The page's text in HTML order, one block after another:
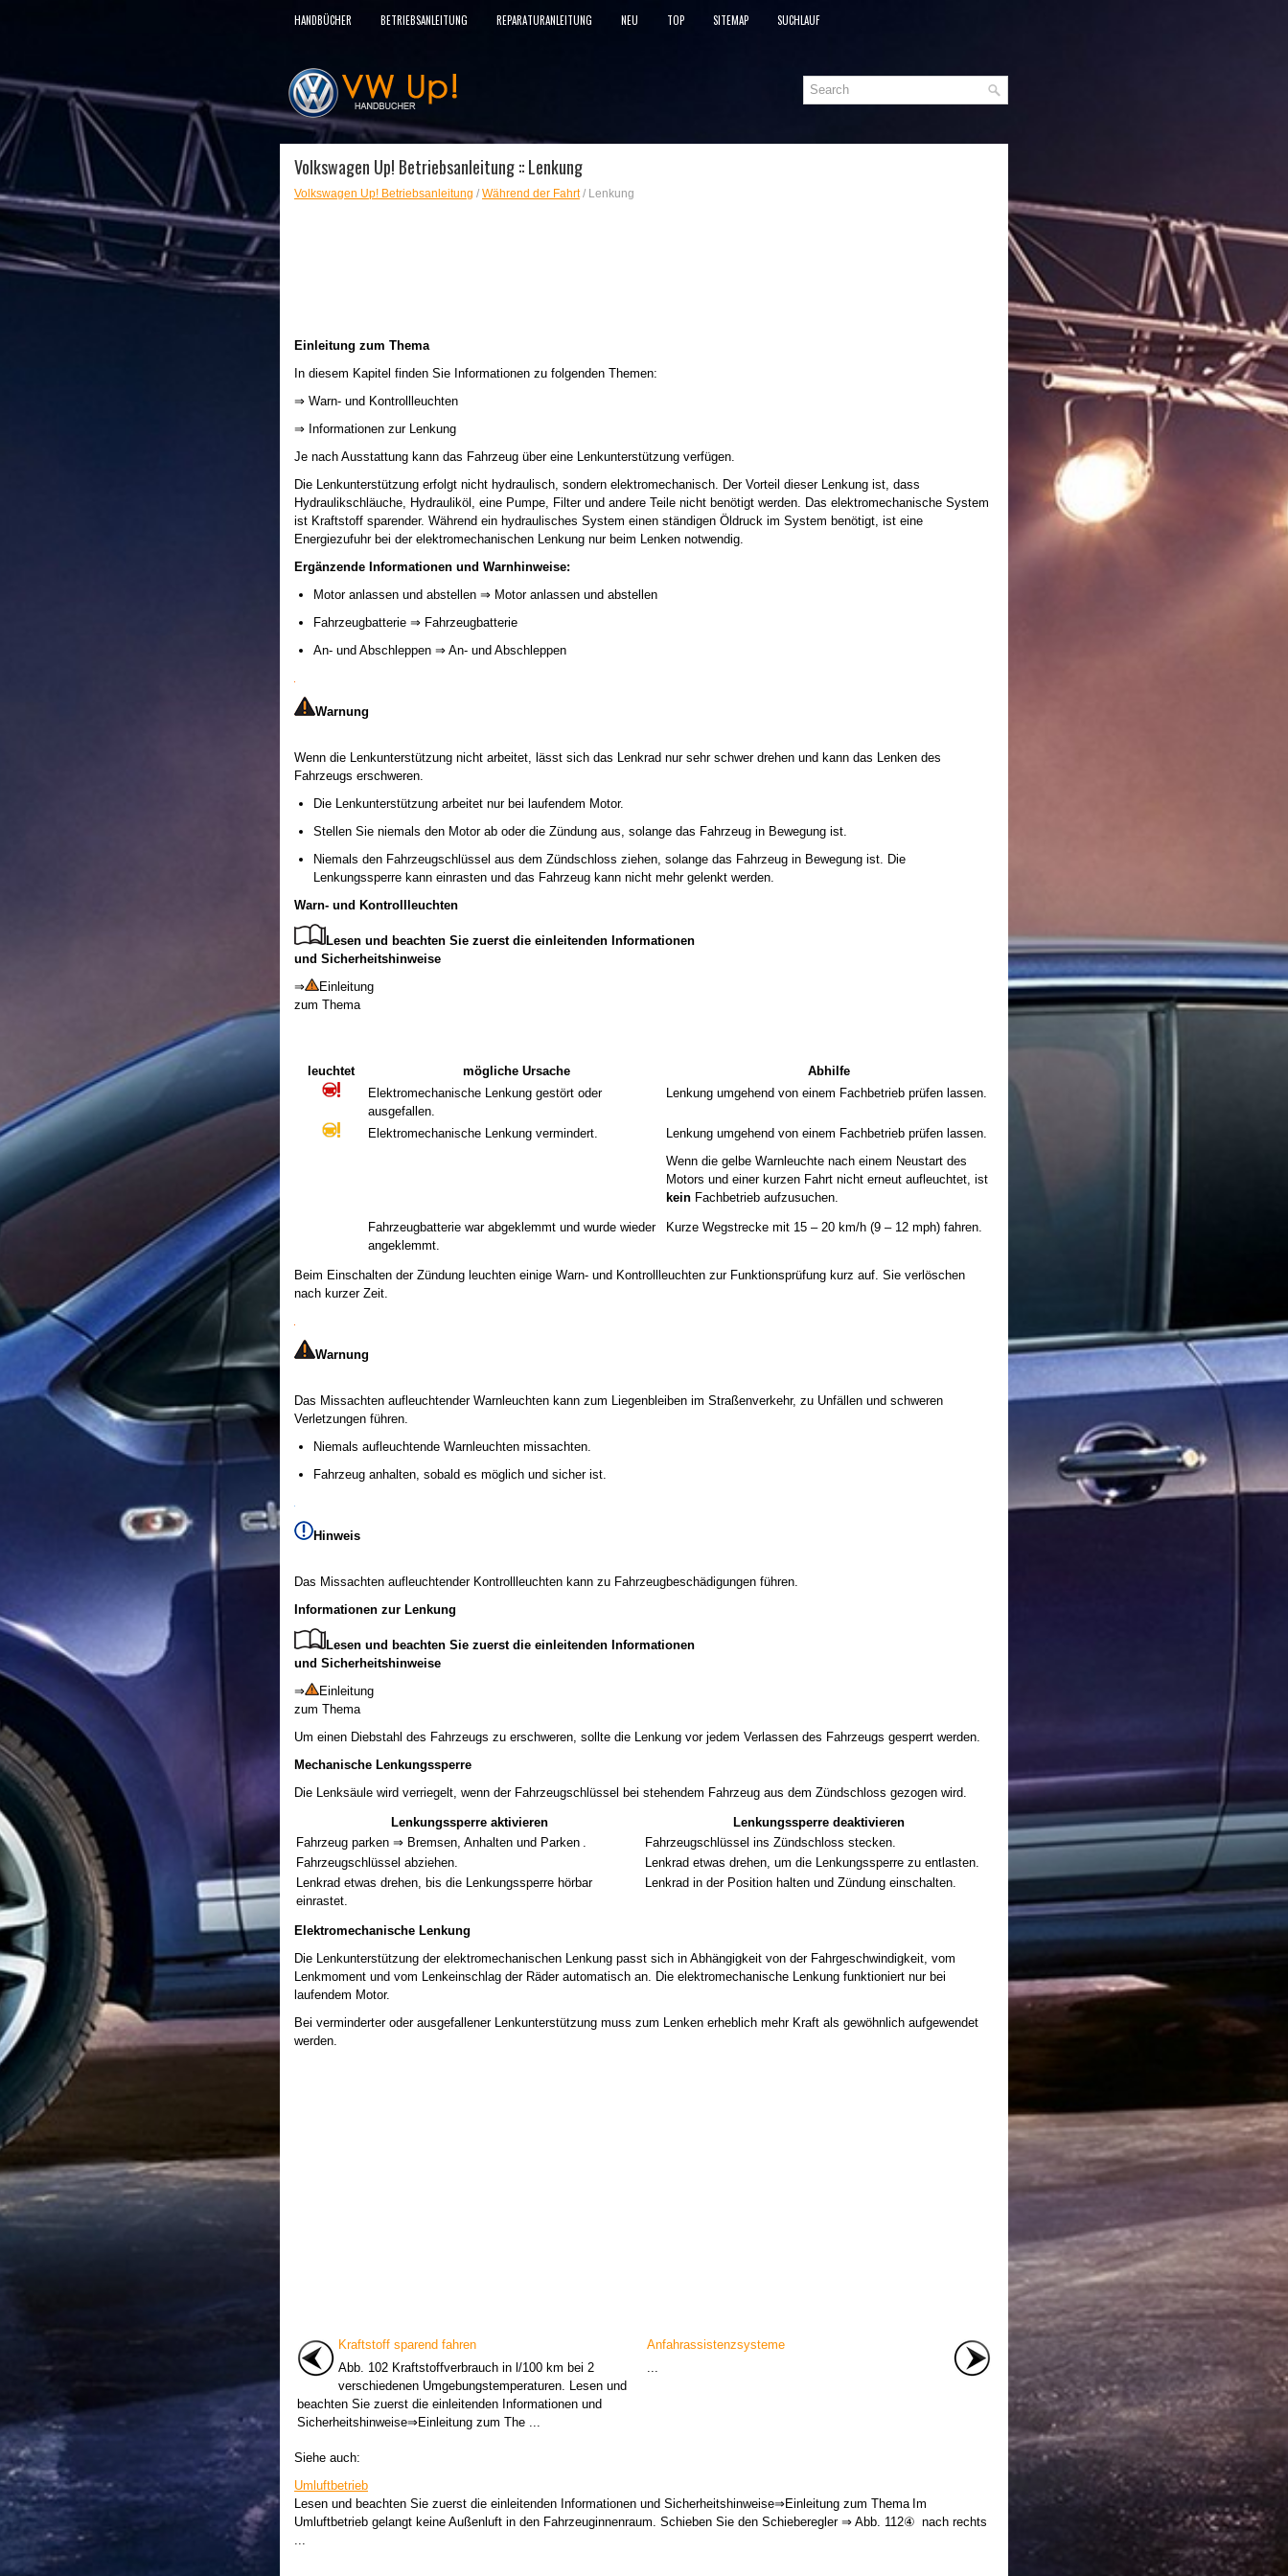
HANDBÜCHER BETRIEBSANLEITUNG REPARATURANLEITUNG NEU TOP SITEMAP SUCHLAUF
Volkswagen Up! Betriebsanleitung :: Lenkung
Volkswagen Up! Betriebsanleitung / Während der Fahrt/ Lenkung
Einleitung zum Thema
In diesem Kapitel finden Sie Informationen zu folgenden Themen:
⇒ Warn- und Kontrollleuchten
⇒ Informationen zur Lenkung
Je nach Ausstattung kann das Fahrzeug über eine Lenkunterstützung verfügen.
Die Lenkunterstützung erfolgt nicht hydraulisch, sondern elektromechanisch. Der Vorteil dieser Lenkung ist, dass
Hydraulikschläuche, Hydrauliköl, eine Pumpe, Filter und andere Teile nicht benötigt werden. Das elektromechanische System
ist Kraftstoff sparender. Während ein hydraulisches System einen ständigen Öldruck im System benötigt, ist eine
Energiezufuhr bei der elektromechanischen Lenkung nur beim Lenken notwendig.
Ergänzende Informationen und Warnhinweise:
Motor anlassen und abstellen ⇒ Motor anlassen und abstellen
Fahrzeugbatterie ⇒ Fahrzeugbatterie
An- und Abschleppen ⇒ An- und Abschleppen
Warnung
Wenn die Lenkunterstützung nicht arbeitet, lässt sich das Lenkrad nur sehr schwer drehen und kann das Lenken des
Fahrzeugs erschweren.
Die Lenkunterstützung arbeitet nur bei laufendem Motor.
Stellen Sie niemals den Motor ab oder die Zündung aus, solange das Fahrzeug in Bewegung ist.
Niemals den Fahrzeugschlüssel aus dem Zündschloss ziehen, solange das Fahrzeug in Bewegung ist. Die
Lenkungssperre kann einrasten und das Fahrzeug kann nicht mehr gelenkt werden.
Warn- und Kontrollleuchten
Lesen und beachten Sie zuerst die einleitenden Informationen
und Sicherheitshinweise
⇒
Einleitung
zum Thema
leuchtet mögliche Ursache
Abhilfe
Elektromechanische Lenkung gestört oder
ausgefallen.
Lenkung umgehend von einem Fachbetrieb prüfen lassen.
Elektromechanische Lenkung vermindert.
Lenkung umgehend von einem Fachbetrieb prüfen lassen.
Wenn die gelbe Warnleuchte nach einem Neustart des
Motors und einer kurzen Fahrt nicht erneut aufleuchtet, ist
kein Fachbetrieb aufzusuchen.
Fahrzeugbatterie war abgeklemmt und wurde wieder
angeklemmt.
Kurze Wegstrecke mit 15 – 20 km/h (9 – 12 mph) fahren.
Beim Einschalten der Zündung leuchten einige Warn- und Kontrollleuchten zur Funktionsprüfung kurz auf. Sie verlöschen
nach kurzer Zeit.
Warnung
Das Missachten aufleuchtender Warnleuchten kann zum Liegenbleiben im Straßenverkehr, zu Unfällen und schweren
Verletzungen führen.
Niemals aufleuchtende Warnleuchten missachten.
Fahrzeug anhalten, sobald es möglich und sicher ist.
Hinweis
Das Missachten aufleuchtender Kontrollleuchten kann zu Fahrzeugbeschädigungen führen.
Informationen zur Lenkung
Lesen und beachten Sie zuerst die einleitenden Informationen
und Sicherheitshinweise
⇒
Einleitung
zum Thema
Um einen Diebstahl des Fahrzeugs zu erschweren, sollte die Lenkung vor jedem Verlassen des Fahrzeugs gesperrt werden.
Mechanische Lenkungssperre
Die Lenksäule wird verriegelt, wenn der Fahrzeugschlüssel bei stehendem Fahrzeug aus dem Zündschloss gezogen wird.
Lenkungssperre aktivieren
Lenkungssperre deaktivieren
Fahrzeug parken ⇒ Bremsen, Anhalten und Parken .
Fahrzeugschlüssel ins Zündschloss stecken.
Fahrzeugschlüssel abziehen.
Lenkrad etwas drehen, um die Lenkungssperre zu entlasten.
Lenkrad etwas drehen, bis die Lenkungssperre hörbar
einrastet.
Lenkrad in der Position halten und Zündung einschalten.
Elektromechanische Lenkung
Die Lenkunterstützung der elektromechanischen Lenkung passt sich in Abhängigkeit von der Fahrgeschwindigkeit, vom
Lenkmoment und vom Lenkeinschlag der Räder automatisch an. Die elektromechanische Lenkung funktioniert nur bei
laufendem Motor.
Bei verminderter oder ausgefallener Lenkunterstützung muss zum Lenken erheblich mehr Kraft als gewöhnlich aufgewendet
werden.
Kraftstoff sparend fahren
Abb. 102 Kraftstoffverbrauch in l/100 km bei 2
verschiedenen Umgebungstemperaturen. Lesen und
beachten Sie zuerst die einleitenden Informationen und
Sicherheitshinweise⇒Einleitung zum The ...
Anfahrassistenzsysteme
...
Siehe auch:
Umluftbetrieb
Lesen und beachten Sie zuerst die einleitenden Informationen und Sicherheitshinweise⇒Einleitung zum Thema Im
Umluftbetrieb gelangt keine Außenluft in den Fahrzeuginnenraum. Schieben Sie den Schieberegler ⇒ Abb. 112④ nach rechts
...